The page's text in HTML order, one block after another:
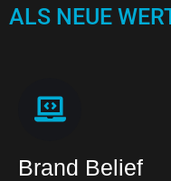
ALS NEUE
Brand Belief